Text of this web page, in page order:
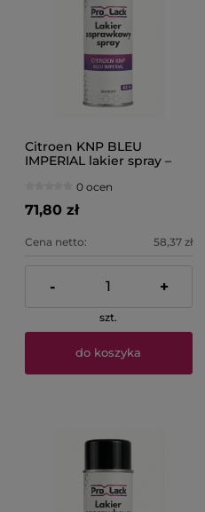
Citroen KNP BLEU
IMPERIAL lakier spray –
0 ocen
71,80 zł
Cena netto: 58,37 zł
- +
szt.
do koszyka